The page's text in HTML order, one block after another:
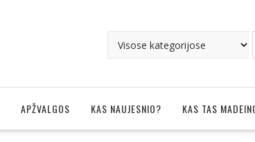
APŽVALGOS KAS NAUJESNIO? KAS TAS